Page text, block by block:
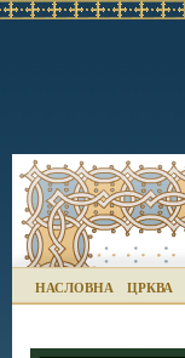
НАСЛОВНА ЦРКВА